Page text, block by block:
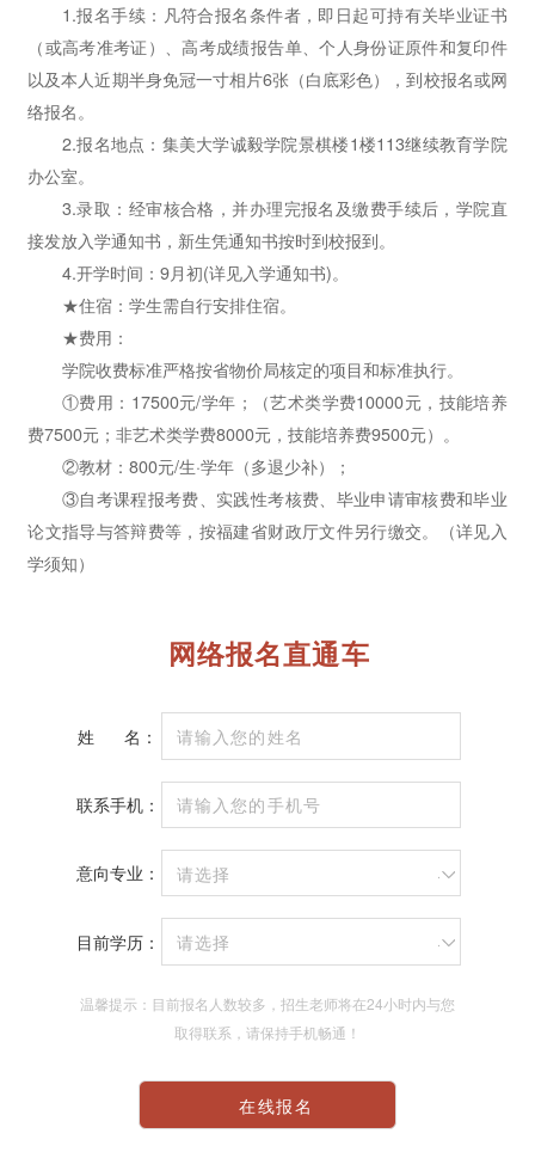
1.报名手续：凡符合报名条件者，即日起可持有关毕业证书
（或高考准考证）、高考成绩报告单、个人身份证原件和复印件
以及本人近期半身免冠一寸相片6张（白底彩色），到校报名或网
络报名。
2.报名地点：集美大学诚毅学院景棋楼1楼113继续教育学院
办公室。
3.录取：经审核合格，并办理完报名及缴费手续后，学院直
接发放入学通知书，新生凭通知书按时到校报到。
4.开学时间：9月初(详见入学通知书)。
★住宿：学生需自行安排住宿。
★费用：
学院收费标准严格按省物价局核定的项目和标准执行。
①费用：17500元/学年；（艺术类学费10000元，技能培养
费7500元；非艺术类学费8000元，技能培养费9500元）。
②教材：800元/生·学年（多退少补）；
③自考课程报考费、实践性考核费、毕业申请审核费和毕业
论文指导与答辩费等，按福建省财政厅文件另行缴交。（详见入
学须知）
网络报名直通车
姓 名：
联系手机：
意向专业： 请选择
目前学历： 请选择
温馨提示：目前报名人数较多，招生老师将在24小时内与您
取得联系，请保持手机畅通！